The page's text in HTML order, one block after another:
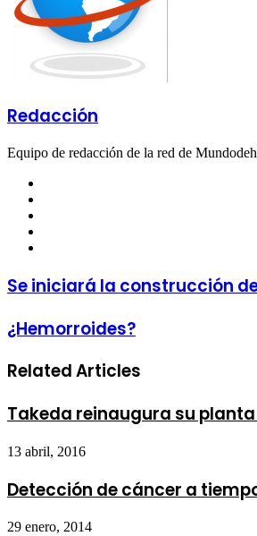
Redacción
Equipo de redacción de la red de
Se iniciará la construcción
¿Hemorroides?
Related Articles
Takeda reinaugura su
13 abril, 2016
Detección de cáncer a
29 enero, 2014